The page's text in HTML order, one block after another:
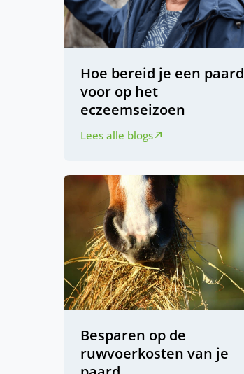
Hoe bereid je een paard
voor op het
eczeemseizoen
Lees alle blogs
Besparen op de
ruwvoerkosten van je